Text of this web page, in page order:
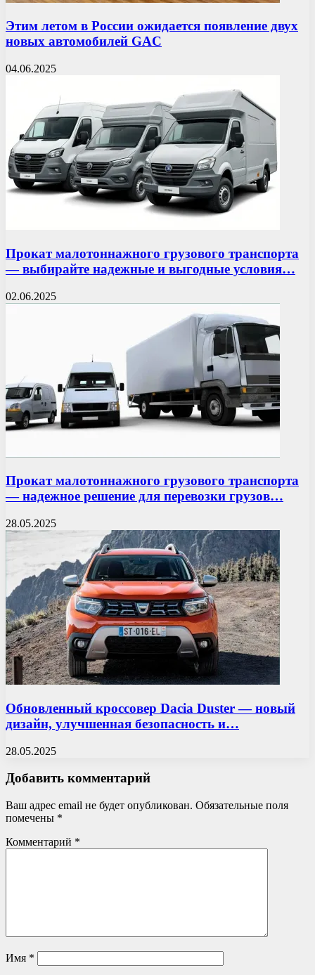
Этим летом в России ожидается появление двух
новых автомобилей GAC
04.06.2025
Прокат малотоннажного грузового транспорта
— выбирайте надежные и выгодные условия…
02.06.2025
Прокат малотоннажного грузового транспорта
— надежное решение для перевозки грузов…
28.05.2025
Обновленный кроссовер Dacia Duster — новый
дизайн, улучшенная безопасность и…
28.05.2025
Добавить комментарий
Ваш адрес email не будет опубликован. Обязательные поля
помечены *
Комментарий *
Имя *